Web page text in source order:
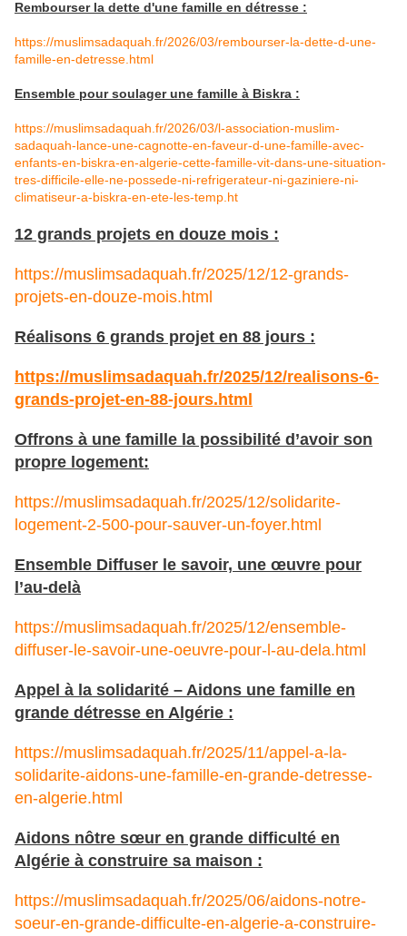
Rembourser la dette d'une famille en détresse :
https://muslimsadaquah.fr/2026/03/rembourser-la-dette-d-une-
famille-en-detresse.html
Ensemble pour soulager une famille à Biskra :
https://muslimsadaquah.fr/2026/03/l-association-muslim-
sadaquah-lance-une-cagnotte-en-faveur-d-une-famille-avec-
enfants-en-biskra-en-algerie-cette-famille-vit-dans-une-situation-
tres-difficile-elle-ne-possede-ni-refrigerateur-ni-gaziniere-ni-
climatiseur-a-biskra-en-ete-les-temp.ht
12 grands projets en douze mois :
https://muslimsadaquah.fr/2025/12/12-grands-
projets-en-douze-mois.html
Réalisons 6 grands projet en 88 jours :
https://muslimsadaquah.fr/2025/12/realisons-6-
grands-projet-en-88-jours.html
Offrons à une famille la possibilité d’avoir son
propre logement:
https://muslimsadaquah.fr/2025/12/solidarite-
logement-2-500-pour-sauver-un-foyer.html
Ensemble Diffuser le savoir, une œuvre pour
l’au-delà
https://muslimsadaquah.fr/2025/12/ensemble-
diffuser-le-savoir-une-oeuvre-pour-l-au-dela.html
Appel à la solidarité – Aidons une famille en
grande détresse en Algérie :
https://muslimsadaquah.fr/2025/11/appel-a-la-
solidarite-aidons-une-famille-en-grande-detresse-
en-algerie.html
Aidons nôtre sœur en grande difficulté en
Algérie à construire sa maison :
https://muslimsadaquah.fr/2025/06/aidons-notre-
soeur-en-grande-difficulte-en-algerie-a-construire-